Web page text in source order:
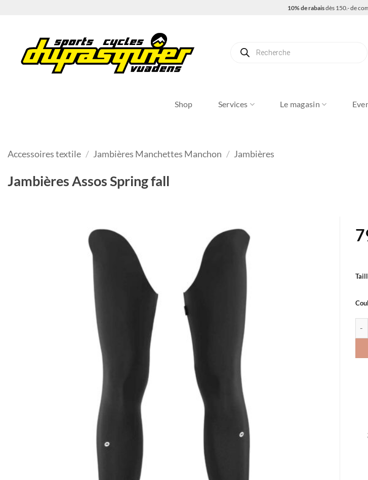
10% de rabaisdès 150.- de
produits
Shop Services Le magasin
Accessoires textile / Jambières Manchettes Manchon / Jambières
Jambières Assos Spring fall